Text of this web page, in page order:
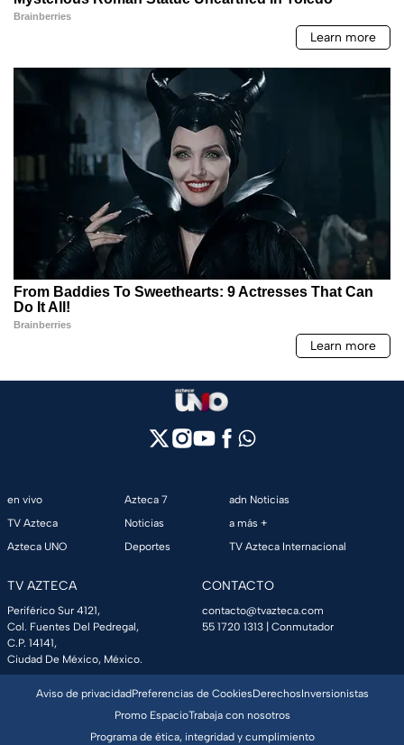
en vivo
TV Azteca
Azteca UNO
Azteca 7
Noticias
Deportes
adn Noticias
a más +
TV Azteca Internacional
TV AZTECA
Periférico Sur 4121,
Col. Fuentes Del Pedregal,
C.P. 14141,
Ciudad De México, México.
CONTACTO
contacto@tvazteca.com
55 1720 1313 | Conmutador
Aviso de privacidadPreferencias de CookiesDerechosInversionistas
Promo EspacioTrabaja con nosotros
Programa de ética, integridad y cumplimiento